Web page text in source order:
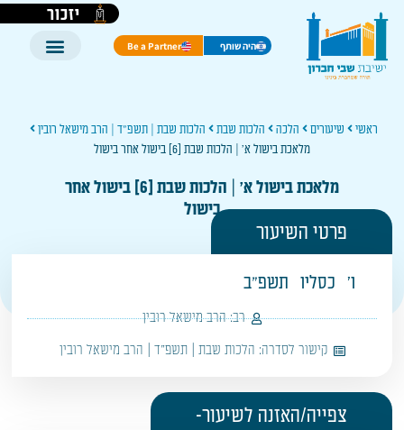
יזכור
היה שותף Be a Partner
ראשי שיעורים הלכה הלכות שבת
הלכות שבת | תשפ"ד | הרב מישאל רובין
מלאכת בישול א' | הלכות שבת [6] בישול אחר בישול
מלאכת בישול א' | הלכות שבת [6] בישול אחר
בישול
פרטי השיעור
ו' כסליו תשפ"ב
רב: הרב מישאל רובין
קישור לסדרה: הלכות שבת | תשפ"ד | הרב מישאל רובין
צפייה/האזנה לשיעור-